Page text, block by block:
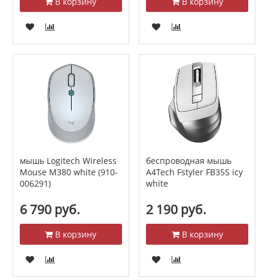
мышь Logitech Wireless
Mouse M380 white (910-
006291)
6 790 руб.
В корзину
беспроводная мышь
A4Tech Fstyler FB35S icy
white
2 190 руб.
В корзину